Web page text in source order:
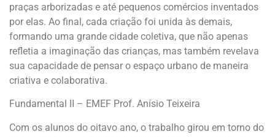
praças arborizadas e até pequenos comércios inventados
por elas. Ao final, cada criação foi unida às demais,
formando uma grande cidade coletiva, que não apenas
refletia a imaginação das crianças, mas também revelava
sua capacidade de pensar o espaço urbano de maneira
criativa e colaborativa.
Fundamental II – EMEF Prof. Anísio Teixeira
Com os alunos do oitavo ano, o trabalho girou em torno do